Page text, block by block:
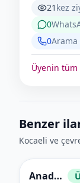
21 kez
0
0Arama
Üyenin
Benzer
Kocaeli ve
Anadolu Kedisi (Sarman, Tekir)